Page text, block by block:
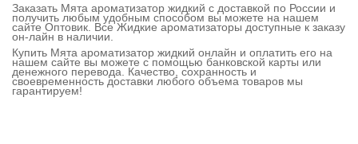
Заказать Мята ароматизатор жидкий с доставкой по России и
получить любым удобным способом вы можете на нашем
сайте Оптовик. Все Жидкие ароматизаторы доступные к заказу
он-лайн в наличии.
Купить Мята ароматизатор жидкий онлайн и оплатить его на
нашем сайте вы можете с помощью банковской карты или
денежного перевода. Качество, сохранность и
своевременность доставки любого объема товаров мы
гарантируем!